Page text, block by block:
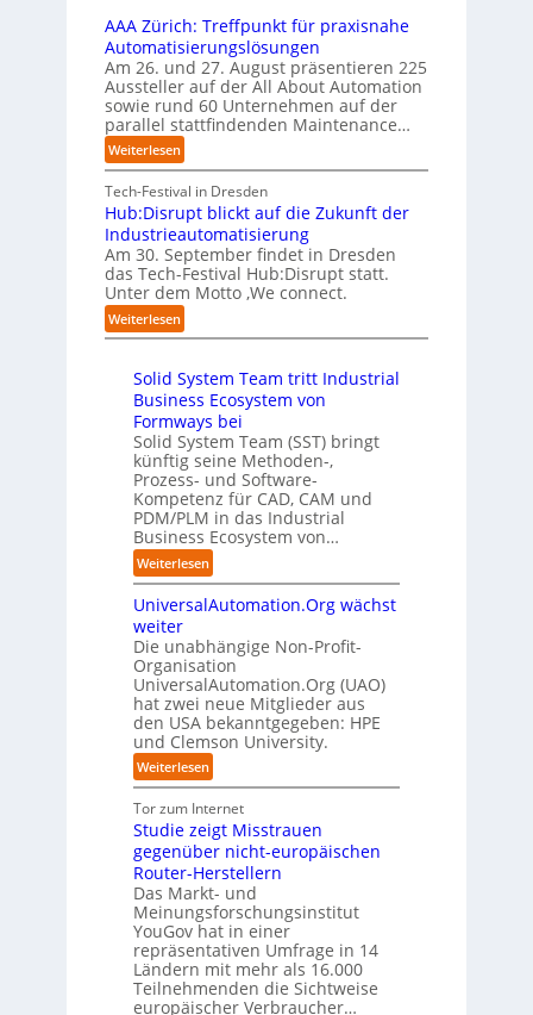
l
d
u
n
g
s
t
e
l
l
e
n
b
i
b
e
n
u
n
b
e
s
t
z
r
u
n
g
a
n
“
e
t
B
i
e
t
e
r
v
e
r
f
a
h
r
e
f
ü
r
d
e
n
G
i
g
a
f
a
c
t
o
r
y
-
A
u
s
b
a
u
t
S
t
e
f
a
n
S
h
w
a
b
z
u
m
C
-
C
E
O
t
e
r
n
e
h
m
e
n
w
o
e
n
R
h
e
n
z
e
n
t
r
e
n
n
D
e
u
t
s
c
h
l
a
n
d
AAA Zürich: Treffpunkt für praxisnahe
Automatisierungslösungen
Am 26. und 27. August präsentieren 225
Aussteller auf der All About Automation
sowie rund 60 Unternehmen auf der
parallel stattfindenden Maintenance…
Weiterlesen:
A
A
A
Z
ü
r
i
c
h
T
e
f
f
p
u
n
k
t
f
r
p
r
a
x
i
s
n
a
e
A
u
t
o
m
a
t
i
s
Tech-Festival in Dresden
Hub:Disrupt blickt auf die Zukunft der
Industrieautomatisierung
Am 30. September findet in Dresden
das Tech-Festival Hub:Disrupt statt.
Unter dem Motto ‚We connect.
Weiterlesen:
H
b
:
D
i
s
r
u
p
t
b
l
i
c
k
t
a
u
f
d
i
e
Z
u
k
u
n
f
t
d
e
r
I
Solid System Team tritt Industrial
Business Ecosystem von
Formways bei
Solid System Team (SST) bringt
künftig seine Methoden-,
Prozess- und Software-
Kompetenz für CAD, CAM und
PDM/PLM in das Industrial
Business Ecosystem von…
Weiterlesen:
S
o
i
d
S
y
s
t
e
m
T
e
a
t
r
i
t
t
I
n
UniversalAutomation.Org wächst
weiter
Die unabhängige Non-Profit-
Organisation
UniversalAutomation.Org (UAO)
hat zwei neue Mitglieder aus
den USA bekanntgegeben: HPE
und Clemson University.
Weiterlesen:
U
n
i
v
e
r
s
a
l
A
u
t
Tor zum Internet
Studie zeigt Misstrauen
gegenüber nicht-europäischen
Router-Herstellern
Das Markt- und
Meinungsforschungsinstitut
YouGov hat in einer
repräsentativen Umfrage in 14
Ländern mit mehr als 16.000
Teilnehmenden die Sichtweise
europäischer Verbraucher…